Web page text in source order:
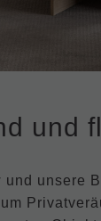
und
und unsere